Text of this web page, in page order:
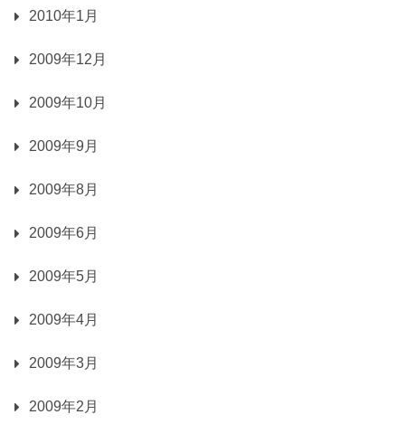
2010年1月
2009年12月
2009年10月
2009年9月
2009年8月
2009年6月
2009年5月
2009年4月
2009年3月
2009年2月